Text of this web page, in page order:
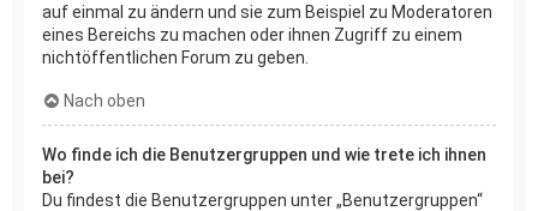
auf einmal zu ändern und sie zum Beispiel zu Moderatoren
eines Bereichs zu machen oder ihnen Zugriff zu einem
nichtöffentlichen Forum zu geben.
Nach oben
Wo finde ich die Benutzergruppen und wie trete ich ihnen
bei?
Du findest die Benutzergruppen unter „Benutzergruppen“